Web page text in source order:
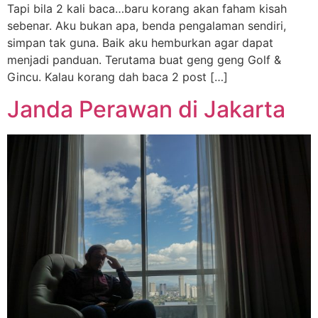
Tapi bila 2 kali baca…baru korang akan faham kisah
sebenar. Aku bukan apa, benda pengalaman sendiri,
simpan tak guna. Baik aku hemburkan agar dapat
menjadi panduan. Terutama buat geng geng Golf &
Gincu. Kalau korang dah baca 2 post […]
Janda Perawan di Jakarta